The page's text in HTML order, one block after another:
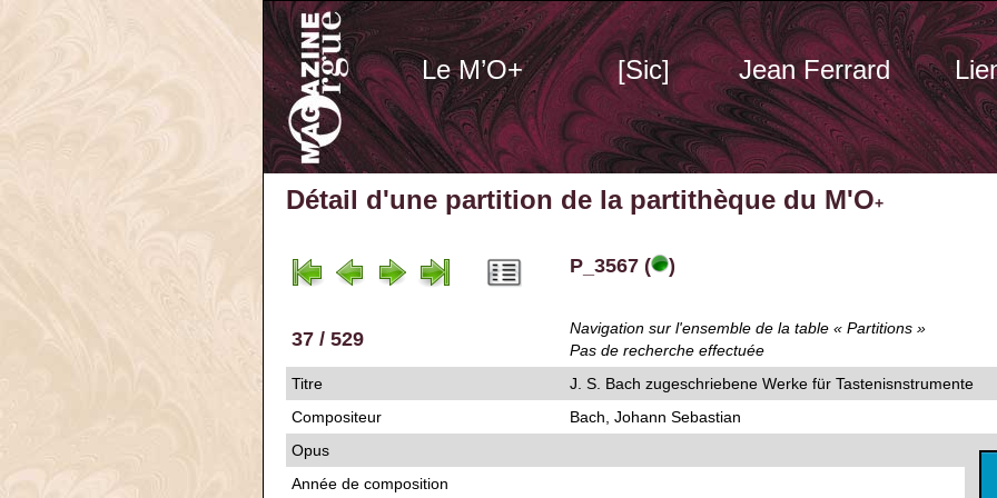
Le M’O+ [Sic] Jean Ferrard
Détail d'une partition de la partithèque du M'O+
P_3567 ( )
37 / 529
Navigation sur l'ensemble de la table « Partitions »
Pas de recherche effectuée
Titre
J. S. Bach zugeschriebene Werke für Tastenisnstrumente
Compositeur
Bach, Johann Sebastian
Opus
Année de composition